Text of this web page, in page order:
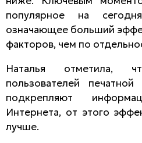
популярное на
означающее больший
факторов, чем по
Наталья отметила,
пользователей
подкрепляют
Интернета, от этого
лучше.